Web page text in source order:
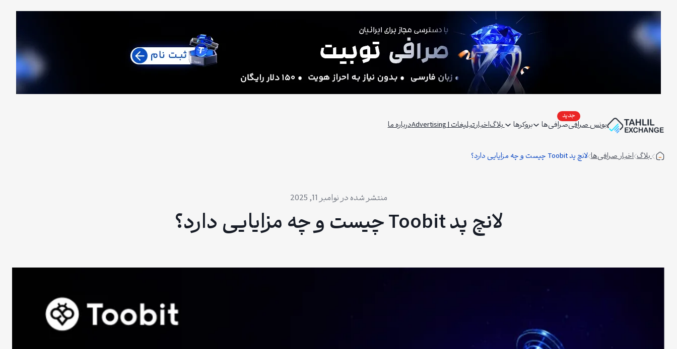
بونس صرافیصرافی‌ها بروکرها بلاگاخبارتبلیغات | Advertising درباره ما
بلاگ اخبار صرافی‌ها لانچ پد Toobit چیست و چه مزایایی دارد؟
نوامبر 11, 2025
لانچ پد Toobit چیست و چه مزایایی دارد؟